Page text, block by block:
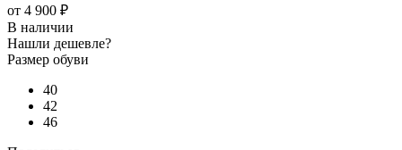
от 4 900 ₽
В наличии
Нашли дешевле?
Размер обуви
40
42
46